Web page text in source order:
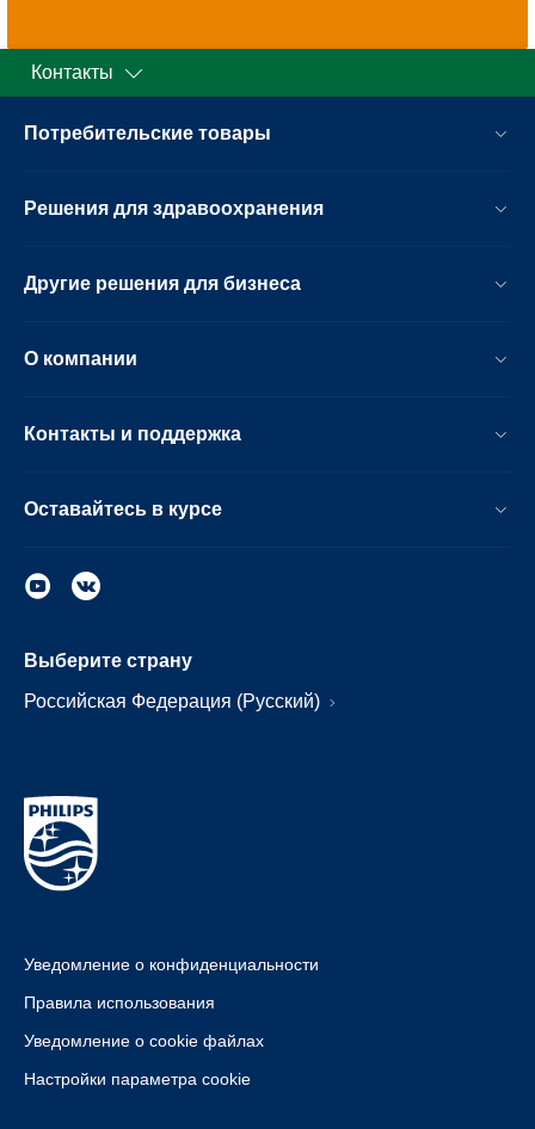
Контакты
Потребительские товары
Решения для здравоохранения
Другие решения для бизнеса
О компании
Контакты и поддержка
Оставайтесь в курсе
Выберите страну
Российская Федерация (Русский)
Уведомление о конфиденциальности
Правила использования
Уведомление о cookie файлах
Настройки параметра cookie